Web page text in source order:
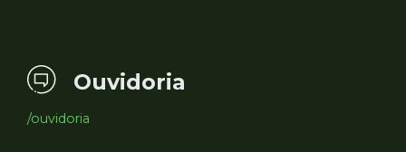
Ouvidoria
/ouvidoria